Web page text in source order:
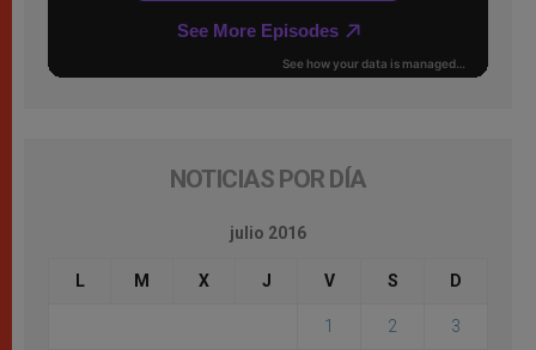
NOTICIAS POR DÍA
julio 2016
L M X J V S D
1 2 3